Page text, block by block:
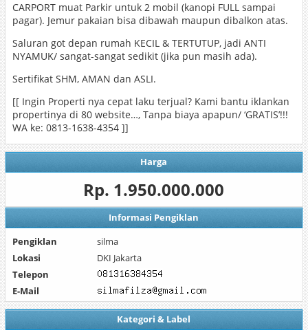
CARPORT muat Parkir untuk 2 mobil (kanopi FULL sampai
pagar). Jemur pakaian bisa dibawah maupun dibalkon atas.
Saluran got depan rumah KECIL & TERTUTUP, jadi ANTI
NYAMUK/ sangat-sangat sedikit (jika pun masih ada).
Sertifikat SHM, AMAN dan ASLI.
[[ Ingin Properti nya cepat laku terjual? Kami bantu iklankan
propertinya di 80 website…, Tanpa biaya apapun/ ‘GRATIS’!!!
WA ke: 0813-1638-4354 ]]
Harga
Rp. 1.950.000.000
Informasi Pengiklan
Pengiklan
silma
Lokasi
DKI Jakarta
Telepon
E-Mail
Kategori & Label